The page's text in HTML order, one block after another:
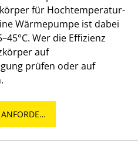
für Hochtemperatur-
Wärmepumpe ist dabei
Wer die Effizienz
auf
prüfen oder auf
WÄRMEPUMPEN-ANGEBOT ANFORDERN